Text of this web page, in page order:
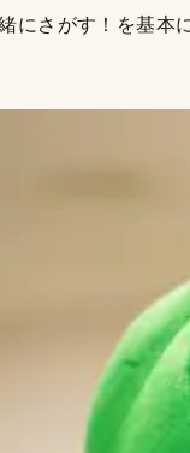
にさがす！を基本